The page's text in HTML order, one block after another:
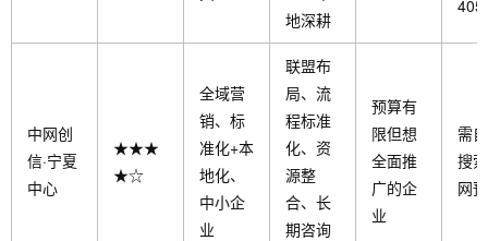
地深耕
中网创
信·宁夏
中心
★★★
★☆
全域营
销、标
准化+本
地化、
中小企
业
联盟布
局、流
程标准
化、资
源整
合、长
期咨询
预算有
限但想
全面推
广的企
业
需
搜
网